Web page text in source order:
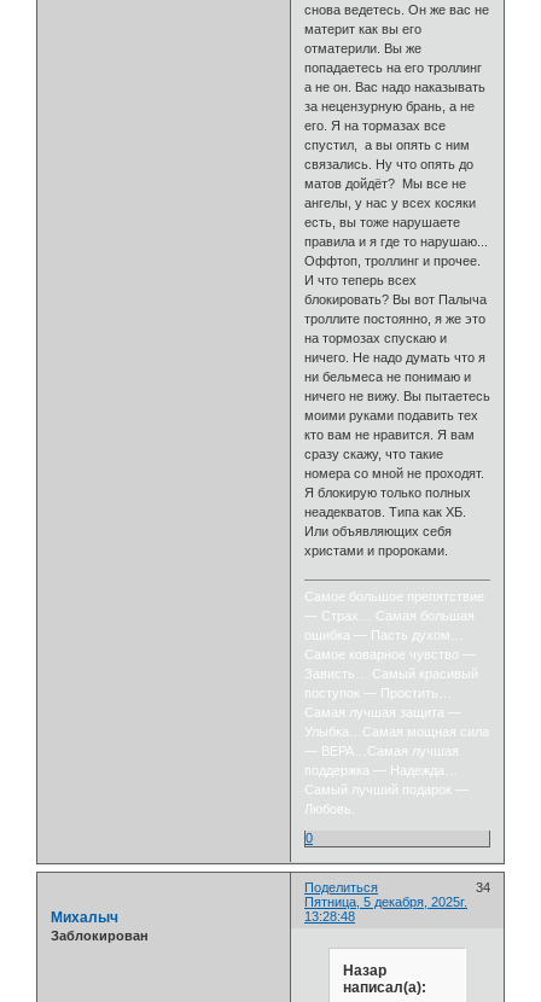
снова ведетесь. Он же вас не
материт как вы его
отматерили. Вы же
попадаетесь на его троллинг
а не он. Вас надо наказывать
за нецензурную брань, а не
его. Я на тормазах все
спустил, а вы опять с ним
связались. Ну что опять до
матов дойдёт? Мы все не
ангелы, у нас у всех косяки
есть, вы тоже нарушаете
правила и я где то нарушаю...
Оффтоп, троллинг и прочее.
И что теперь всех
блокировать? Вы вот Палыча
троллите постоянно, я же это
на тормозах спускаю и
ничего. Не надо думать что я
ни бельмеса не понимаю и
ничего не вижу. Вы пытаетесь
моими руками подавить тех
кто вам не нравится. Я вам
сразу скажу, что такие
номера со мной не проходят.
Я блокирую только полных
неадекватов. Типа как ХБ.
Или объявляющих себя
христами и пророками.
Самое большое препятствие
— Страх… Самая большая
ошибка — Пасть духом…
Самое коварное чувство —
Зависть… Самый красивый
поступок — Простить…
Самая лучшая защита —
Улыбка…Самая мощная сила
— ВЕРА…Самая лучшая
поддержка — Надежда…
Самый лучший подарок —
Любовь.
0
Поделиться
34
Пятница, 5 декабря, 2025г.
13:28:48
Михалыч
Заблокирован
Назар
написал(а):